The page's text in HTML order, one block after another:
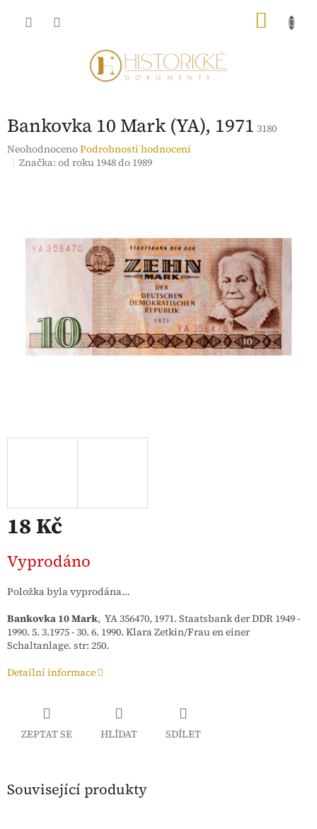
Bankovka 10 Mark (YA), 1971 3180
Průměrné
hodnocení
hvězdiček.
NeohodnocenoPodrobnosti hodnocení
Značka:od roku 1948 do 1989
18 Kč
cena:
Vyprodáno
Položka byla vyprodána…
Bankovka 10 Mark, YA 356470, 1971. Staatsbank der DDR 1949 -
1990. 5. 3.1975 - 30. 6. 1990. Klara Zetkin/Frau en einer
Schaltanlage. str: 250.
Detailní informace
ZEPTAT SE HLÍDAT SDÍLET
Související produkty